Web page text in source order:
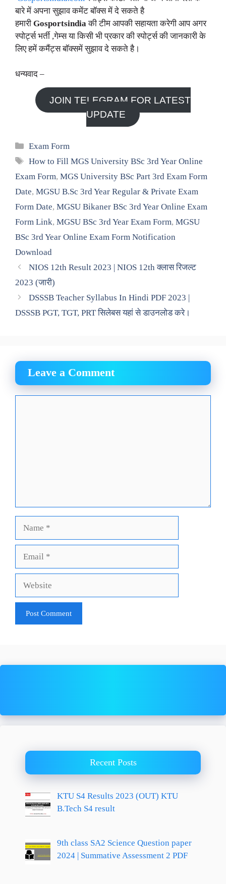
बारे में अपना सुझाव कमेंट बॉक्स में दे सकते है
हमारी Gosportsindia की टीम आपकी सहायता करेगी आप अगर
स्पोर्ट्स भर्ती ,गेम्स या किसी भी प्रकार की स्पोर्ट्स की जानकारी के
लिए हमें कमैंट्स बॉक्समें सुझाव दे सकते है।
धन्यवाद –
JOIN TELEGRAM FOR LATEST
UPDATE
Categories
Exam Form
Tags
How to Fill MGS University BSc 3rd Year Online
Exam Form, MGS University BSc Part 3rd Exam Form
Date, MGSU B.Sc 3rd Year Regular & Private Exam
Form Date, MGSU Bikaner BSc 3rd Year Online Exam
Form Link, MGSU BSc 3rd Year Exam Form, MGSU
BSc 3rd Year Online Exam Form Notification
Download
NIOS 12th Result 2023 | NIOS 12th क्लास रिजल्ट
2023 (जारी)
DSSSB Teacher Syllabus In Hindi PDF 2023 |
DSSSB PGT, TGT, PRT सिलेबस यहां से डाउनलोड करे।
Leave a Comment
Recent Posts
KTU S4 Results 2023 (OUT) KTU
B.Tech S4 result
9th class SA2 Science Question paper
2024 | Summative Assessment 2 PDF